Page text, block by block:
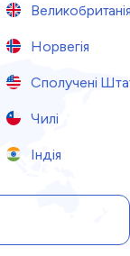
Норвегія
Сполучені
Чилі
Індія